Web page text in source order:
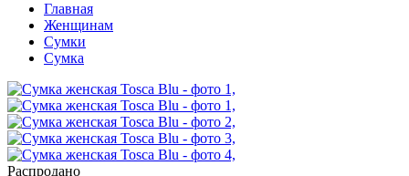
Главная
Женщинам
Cумки
Сумка
Распродано